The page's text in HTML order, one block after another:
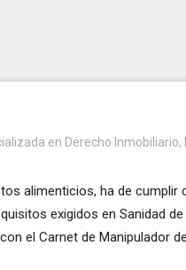
en Derecho Inmobiliario,
alimenticios, ha de cumplir
exigidos en Sanidad
el Carnet de Manipulador